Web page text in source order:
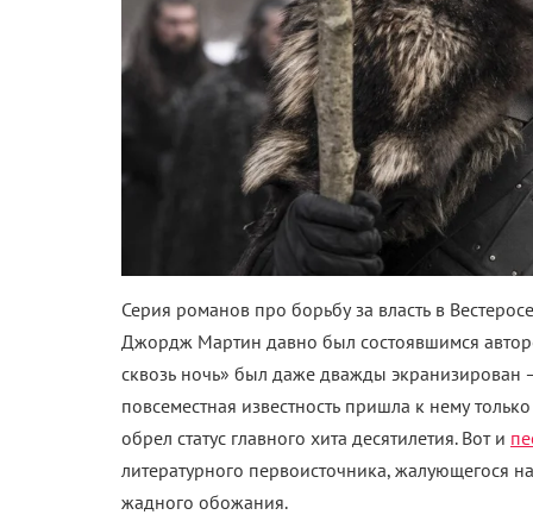
Серия романов про борьбу за власть в
Джордж Мартин давно был состоявшимся
сквозь ночь» был даже дважды
повсеместная известность пришла к нему
обрел статус главного хита десятилетия. Вот и
литературного первоисточника, жалующегося
жадного обожания.